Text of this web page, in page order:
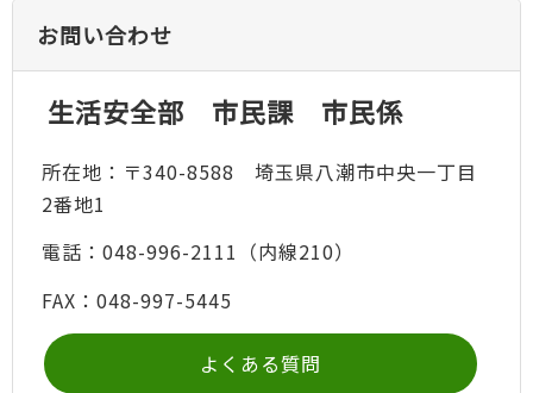
お問い合わせ
生活安全部 市民課 市民係
所在地：〒340-8588 埼玉県八潮市中央一丁目
2番地1
電話：048-996-2111（内線210）
FAX：048-997-5445
よくある質問